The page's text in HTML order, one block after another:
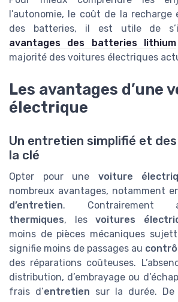
l’autonomie, le coût de la
des batteries, il est utile de
avantages des batteries lithium
majorité des voitures électriques
Les avantages d’une
électrique
Un entretien simplifié et
la clé
Opter pour une voiture
nombreux avantages, notamment
d’entretien.
thermiques, les voitures
moins de pièces mécaniques
signifie moins de passages au
des réparations coûteuses.
distribution, d’embrayage ou
frais d’entretien sur la durée. De